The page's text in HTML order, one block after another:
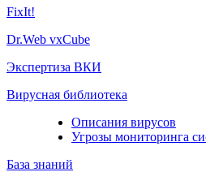
FixIt!
Dr.Web vxCube
Экспертиза ВКИ
Вирусная библиотека
Описания вирусов
Угрозы мониторинга
База знаний